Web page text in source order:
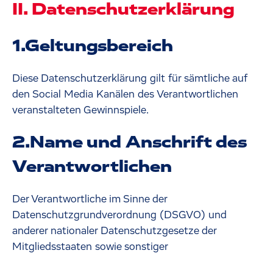
II. Datenschutzerklärung
1.Geltungsbereich
Diese Datenschutzerklärung gilt für sämtliche auf
den Social Media Kanälen des Verantwortlichen
veranstalteten Gewinnspiele.
2.Name und Anschrift des
Verantwortlichen
Der Verantwortliche im Sinne der
Datenschutzgrundverordnung (DSGVO) und
anderer nationaler Datenschutzgesetze der
Mitgliedsstaaten sowie sonstiger